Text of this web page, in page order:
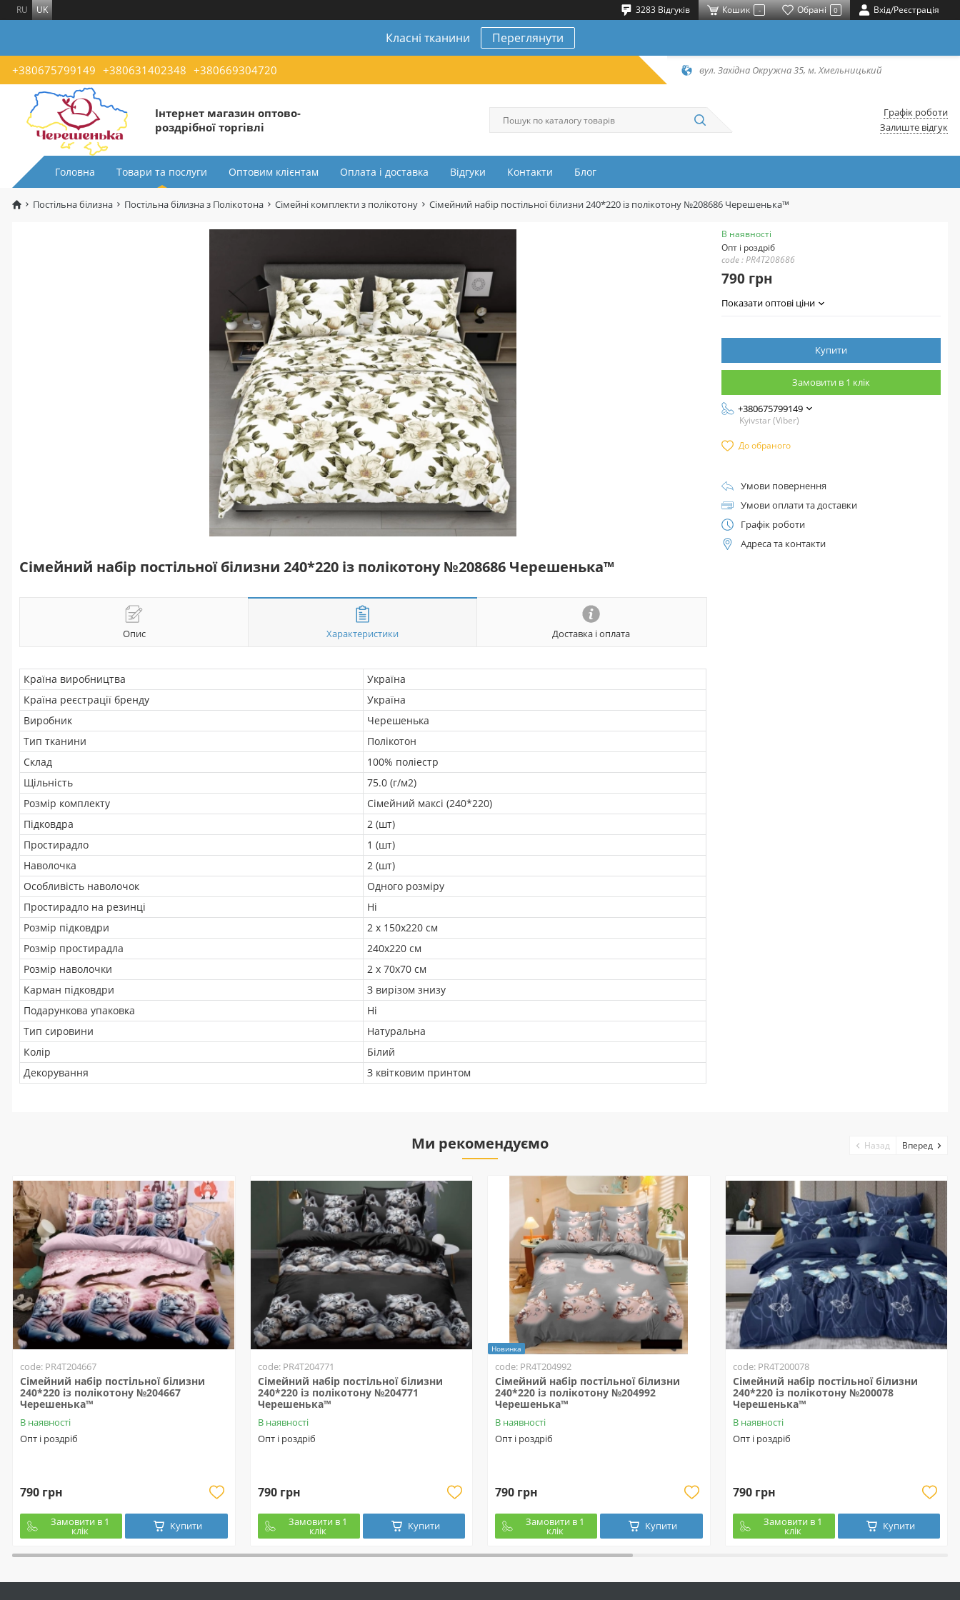
RU UK 3283 Відгуків Кошик - Обрані 0 Вхід/Реєстрація
Класні тканини Переглянути
+380675799149 +380631402348 +380669304720 вул. Західна Окружна 35, м. Хмельницький
Інтернет магазин оптово-
роздрібної торгівлі
Графік роботи
Залиште відгук
Головна Товари та послуги Оптовим клієнтам Оплата і доставка Відгуки Контакти Блог
Постільна білизна Постільна білизна з Полікотона Сімейні комплекти з полікотону Сімейний набір постільної білизни 240*220 із полікотону №208686 Черешенька™
Сімейний набір постільної білизни 240*220 із полікотону №208686 Черешенька™
Опис Характеристики Доставка і оплата
Країна виробництва
Україна
Країна реєстрації бренду
Україна
Виробник
Черешенька
Тип тканини
Полікотон
Склад
100% поліестр
Щільність
75.0 (г/м2)
Розмір комплекту
Сімейний максі (240*220)
Підковдра
2 (шт)
Простирадло
1 (шт)
Наволочка
2 (шт)
Особливість наволочок
Одного розміру
Простирадло на резинці
Ні
Розмір підковдри
2 х 150х220 см
Розмір простирадла
240х220 см
Розмір наволочки
2 х 70х70 см
Карман підковдри
З вирізом знизу
Подарункова упаковка
Ні
Тип сировини
Натуральна
Колір
Білий
Декорування
З квітковим принтом
В наявності
Опт і роздріб
code : PR4T208686
790 грн
Показати оптові ціни
Купити
Замовити в 1 клік
+380675799149
Kyivstar (Viber)
До обраного
Умови повернення
Умови оплати та доставки
Графік роботи
Адреса та контакти
Ми рекомендуємо
code: PR4T204667
Сімейний набір постільної білизни
240*220 із полікотону №204667
Черешенька™
В наявності
Опт і роздріб
790 грн
Замовити в 1
клік Купити
code: PR4T204771
Сімейний набір постільної білизни
240*220 із полікотону №204771
Черешенька™
В наявності
Опт і роздріб
790 грн
Замовити в 1
клік Купити
Новинка
code: PR4T204992
Сімейний набір постільної білизни
240*220 із полікотону №204992
Черешенька™
В наявності
Опт і роздріб
790 грн
Замовити в 1
клік Купити
code: PR4T200078
Сімейний набір постільної білизни
240*220 із полікотону №200078
Черешенька™
В наявності
Опт і роздріб
790 грн
Замовити в 1
клік Купити
Назад Вперед